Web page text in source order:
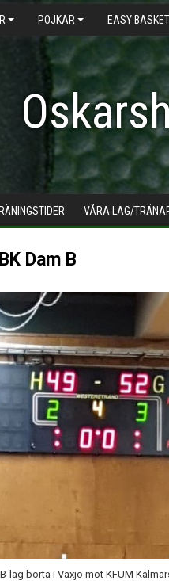
POJKAR EASY BASKET
VÅRA LAG/
Dam B
lag borta i Växjö mot KFUM